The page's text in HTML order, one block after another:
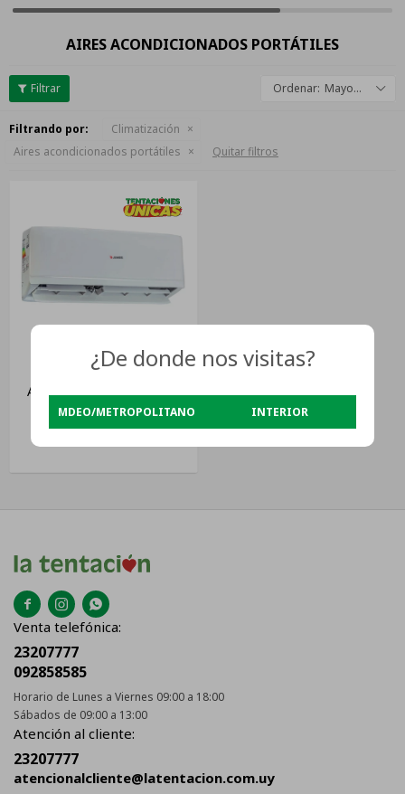
AIRES ACONDICIONADOS PORTÁTILES
Mayor descuento
Filtrando por:
Climatización
Aires acondicionados portátiles
Quitar filtros
Aire Acondicionado James
18000 Btu Aam-18 Au-fc
Color Blanco
USD640
  
Venta telefónica:
23207777
092858585
Horario de Lunes a Viernes 09:00 a 18:00
Sábados de 09:00 a 13:00
Atención al cliente:
23207777
atencionalcliente@latentacion.com.uy
¿De donde nos visitas?
MDEO/METROPOLITANO INTERIOR